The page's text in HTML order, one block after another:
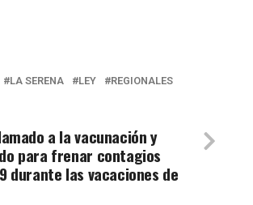
LA SERENA LEY REGIONALES
a la vacunación y
para frenar contagios
durante las vacaciones de